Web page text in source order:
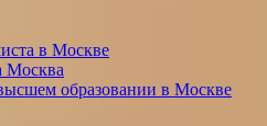
в Москве
Москва
образовании в Москве